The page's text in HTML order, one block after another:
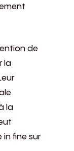
de
la
la
fine sur